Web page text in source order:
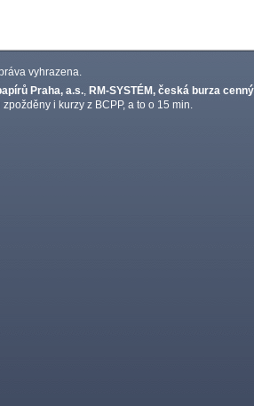
vyhrazena.
Praha, a.s. RM-SYSTÉM, česká burza
i kurzy z BCPP, a to o 15 min.